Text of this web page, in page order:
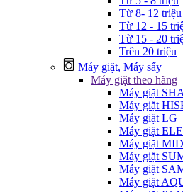
Từ 8- 12 triệu
Từ 12 - 15
Từ 15 - 20
Trên 20 triệu
Máy giặt, Máy sấy
Máy giặt theo hãng
Máy giặt
Máy giặt
Máy giặt LG
Máy giặt
Máy giặt
Máy giặt
Máy giặt
Máy giặt